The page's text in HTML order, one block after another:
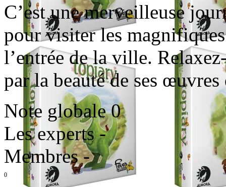
C’est une merveilleuse
pour visiter les
l’entrée de la ville.
par la beauté de ses œuvres
Note globale 0
Les experts -
0
Membres -